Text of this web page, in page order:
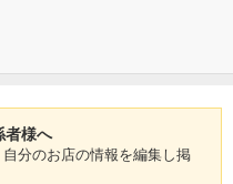
者様へ
分のお店の情報を編集し掲